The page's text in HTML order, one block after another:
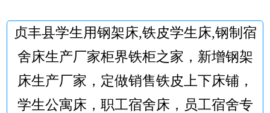
贞丰县学生用钢架床,铁皮学生床,钢制宿
舍床生产厂家柜界铁柜之家，新增钢架
床生产厂家，定做销售铁皮上下床铺，
学生公寓床，职工宿舍床，员工宿舍专